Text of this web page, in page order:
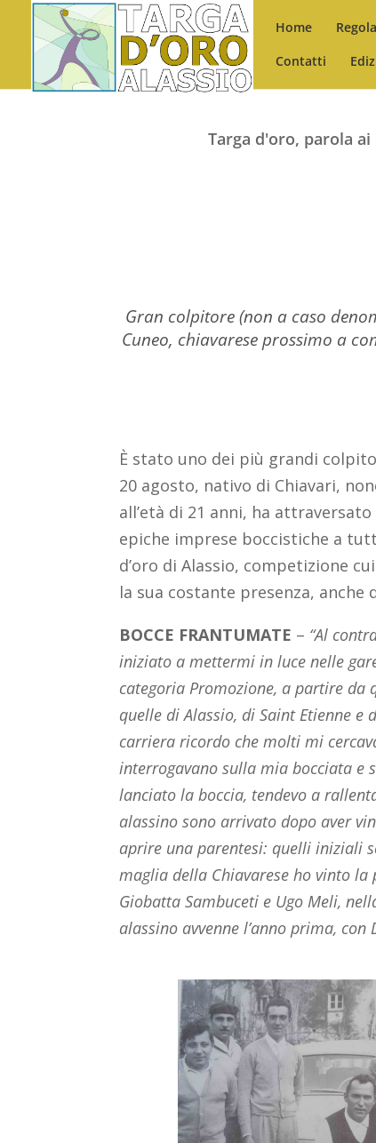
Home
Contatti
Targa d'oro, parola
Gran colpitore (non a caso
Cuneo, chiavarese prossimo a
È stato uno dei più grandi
20 agosto, nativo di Chiavari,
all’età di 21 anni, ha
epiche imprese boccistiche a
d’oro di Alassio, competizione
la sua costante presenza, anche
BOCCE FRANTUMATE – “Al
iniziato a mettermi in luce nelle
categoria Promozione, a partire da
quelle di Alassio, di Saint Etienne e
carriera ricordo che molti mi
interrogavano sulla mia bocciata e
lanciato la boccia, tendevo a
alassino sono arrivato dopo aver
aprire una parentesi: quelli iniziali
maglia della Chiavarese ho vinto la
Giobatta Sambuceti e Ugo Meli,
alassino avvenne l’anno prima, con